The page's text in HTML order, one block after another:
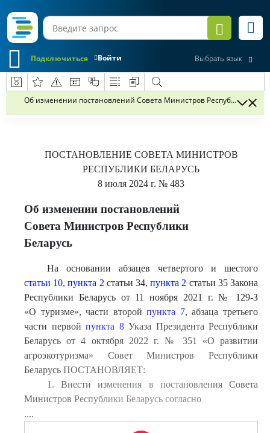
Войти
Подключиться Выбрать язык
Об изменении постановлений Совета Министров Республики
ПОСТАНОВЛЕНИЕ СОВЕТА МИНИСТРОВ
РЕСПУБЛИКИ БЕЛАРУСЬ
8 июля 2024 г. № 483
Об изменении постановлений
Совета Министров Республики
Беларусь
На основании абзацев четвертого и шестого
статьи 10,пункта 2 статьи 34,пункта 2 статьи 35 Закона
Республики Беларусь от 11 ноября 2021 г. № 129-З
«О туризме», части второйпункта 7, абзаца третьего
части первой пункта 8Указа Президента Республики
Беларусь от 4 октября 2022 г. № 351 «О развитии
агроэкотуризма» Совет Министров Республики
Беларусь ПОСТАНОВЛЯЕТ:
1. Внести изменения в постановления Совета
Министров Республики Беларусь согласно
....